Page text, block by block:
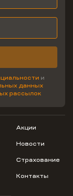
и
данных
рассылок
Акции
Новости
Страхование
Контакты